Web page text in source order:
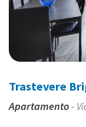
Trastevere
Apartamento-